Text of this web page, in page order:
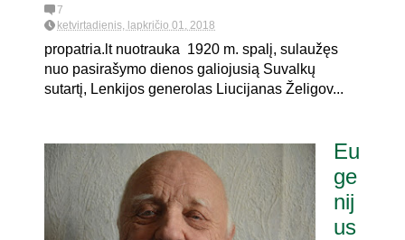
7
ketvirtadienis, lapkričio 01, 2018
propatria.lt nuotrauka 1920 m. spalį, sulaužęs
nuo pasirašymo dienos galiojusią Suvalkų
sutartį, Lenkijos generolas Liucijanas Želigov...
Eu
ge
nij
us